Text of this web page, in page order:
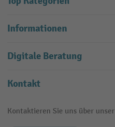
Informationen
Digitale Beratung
Kontakt
Kontaktieren Sie uns über unser